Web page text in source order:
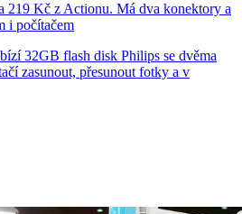
219 Kč z Actionu. Má dva konektory a
i počítačem
32GB flash disk Philips se dvěma
zasunout, přesunout fotky a v